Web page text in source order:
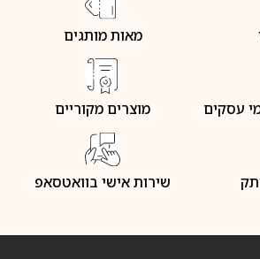
מאות מותגים
מוצרים מקוריים
שירות אישי בוואטסאפ